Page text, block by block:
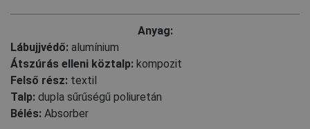
Anyag:
Lábujjvédő: alumínium
Átszúrás elleni köztalp: kompozit
Felső rész: textil
Talp: dupla sűrűségű poliuretán
Bélés: Absorber